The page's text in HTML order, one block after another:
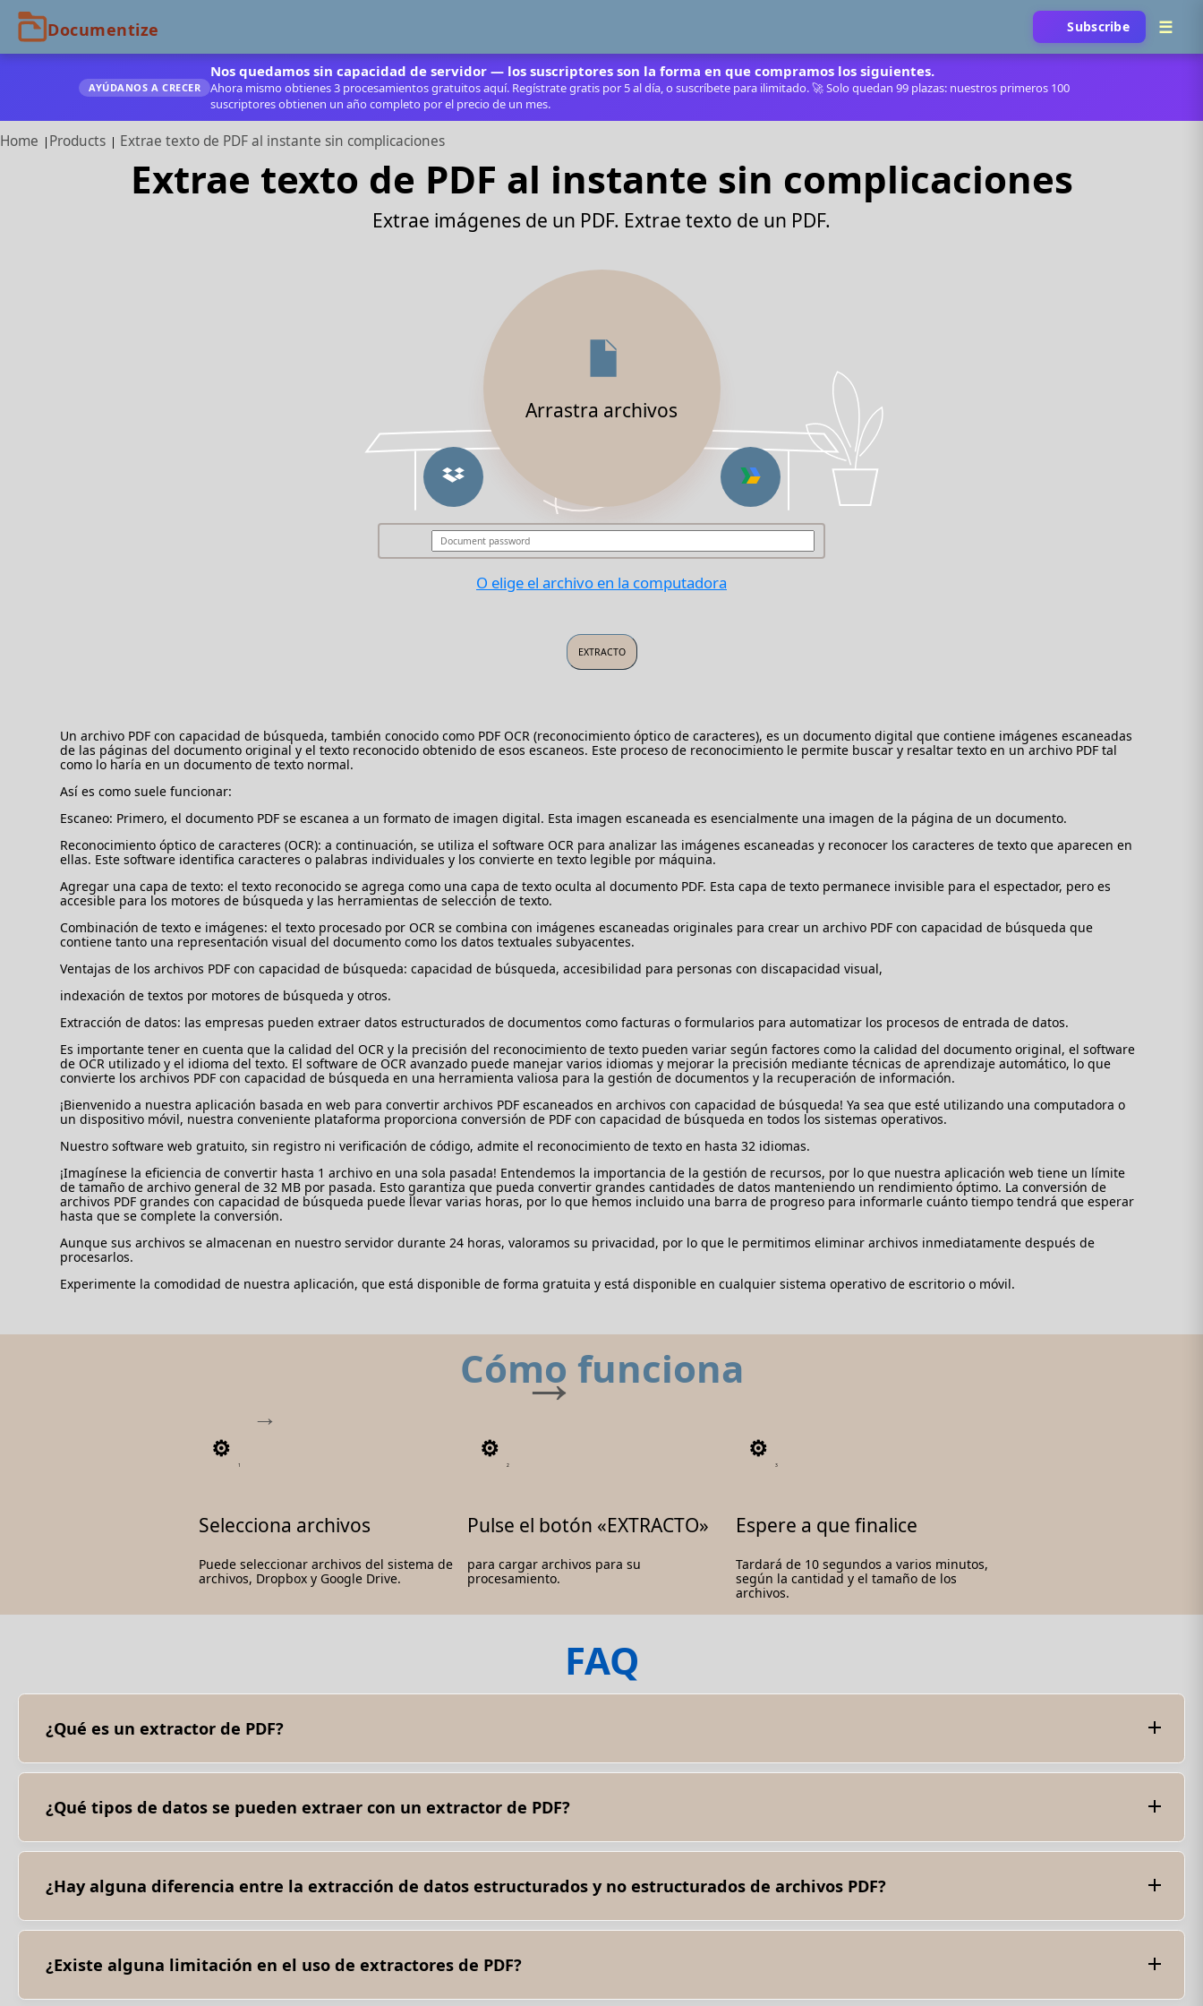
Subscribe
AYÚDANOS A CRECER
Nos quedamos sin capacidad de servidor — los suscriptores son la forma en que compramos los siguientes.
Ahora mismo obtienes 3 procesamientos gratuitos aquí. Regístrate gratis por 5 al día, o suscríbete para ilimitado. 🚀 Solo quedan 99 plazas: nuestros primeros 100
suscriptores obtienen un año completo por el precio de un mes.
Home Products Extrae texto de PDF al instante sin complicaciones
Extrae texto de PDF al instante sin complicaciones
Extrae imágenes de un PDF. Extrae texto de un PDF.
Arrastra archivos
O elige el archivo en la computadora
Un archivo PDF con capacidad de búsqueda, también conocido como PDF OCR (reconocimiento óptico de caracteres), es un documento digital que contiene imágenes escaneadas
de las páginas del documento original y el texto reconocido obtenido de esos escaneos. Este proceso de reconocimiento le permite buscar y resaltar texto en un archivo PDF tal
como lo haría en un documento de texto normal.
Así es como suele funcionar:
Escaneo: Primero, el documento PDF se escanea a un formato de imagen digital. Esta imagen escaneada es esencialmente una imagen de la página de un documento.
Reconocimiento óptico de caracteres (OCR): a continuación, se utiliza el software OCR para analizar las imágenes escaneadas y reconocer los caracteres de texto que aparecen en
ellas. Este software identifica caracteres o palabras individuales y los convierte en texto legible por máquina.
Agregar una capa de texto: el texto reconocido se agrega como una capa de texto oculta al documento PDF. Esta capa de texto permanece invisible para el espectador, pero es
accesible para los motores de búsqueda y las herramientas de selección de texto.
Combinación de texto e imágenes: el texto procesado por OCR se combina con imágenes escaneadas originales para crear un archivo PDF con capacidad de búsqueda que
contiene tanto una representación visual del documento como los datos textuales subyacentes.
Ventajas de los archivos PDF con capacidad de búsqueda: capacidad de búsqueda, accesibilidad para personas con discapacidad visual,
indexación de textos por motores de búsqueda y otros.
Extracción de datos: las empresas pueden extraer datos estructurados de documentos como facturas o formularios para automatizar los procesos de entrada de datos.
Es importante tener en cuenta que la calidad del OCR y la precisión del reconocimiento de texto pueden variar según factores como la calidad del documento original, el software
de OCR utilizado y el idioma del texto. El software de OCR avanzado puede manejar varios idiomas y mejorar la precisión mediante técnicas de aprendizaje automático, lo que
convierte los archivos PDF con capacidad de búsqueda en una herramienta valiosa para la gestión de documentos y la recuperación de información.
¡Bienvenido a nuestra aplicación basada en web para convertir archivos PDF escaneados en archivos con capacidad de búsqueda! Ya sea que esté utilizando una computadora o
un dispositivo móvil, nuestra conveniente plataforma proporciona conversión de PDF con capacidad de búsqueda en todos los sistemas operativos.
Nuestro software web gratuito, sin registro ni verificación de código, admite el reconocimiento de texto en hasta 32 idiomas.
¡Imagínese la eficiencia de convertir hasta 1 archivo en una sola pasada! Entendemos la importancia de la gestión de recursos, por lo que nuestra aplicación web tiene un límite
de tamaño de archivo general de 32 MB por pasada. Esto garantiza que pueda convertir grandes cantidades de datos manteniendo un rendimiento óptimo. La conversión de
archivos PDF grandes con capacidad de búsqueda puede llevar varias horas, por lo que hemos incluido una barra de progreso para informarle cuánto tiempo tendrá que esperar
hasta que se complete la conversión.
Aunque sus archivos se almacenan en nuestro servidor durante 24 horas, valoramos su privacidad, por lo que le permitimos eliminar archivos inmediatamente después de
procesarlos.
Experimente la comodidad de nuestra aplicación, que está disponible de forma gratuita y está disponible en cualquier sistema operativo de escritorio o móvil.
Cómo funciona
1
Selecciona archivos
Puede seleccionar archivos del sistema de
archivos, Dropbox y Google Drive.
2
Pulse el botón «EXTRACTO»
para cargar archivos para su
procesamiento.
3
Espere a que finalice
Tardará de 10 segundos a varios minutos,
según la cantidad y el tamaño de los
archivos.
FAQ
¿Qué es un extractor de PDF?
¿Qué tipos de datos se pueden extraer con un extractor de PDF?
fecha de creación) y, a veces, datos estructurados de formularios.
¿Hay alguna diferencia entre la extracción de datos estructurados y no estructurados de archivos PDF?
párrafos de texto o imágenes que no se ajustan a una estructura predefinida.
¿Existe alguna limitación en el uso de extractores de PDF?